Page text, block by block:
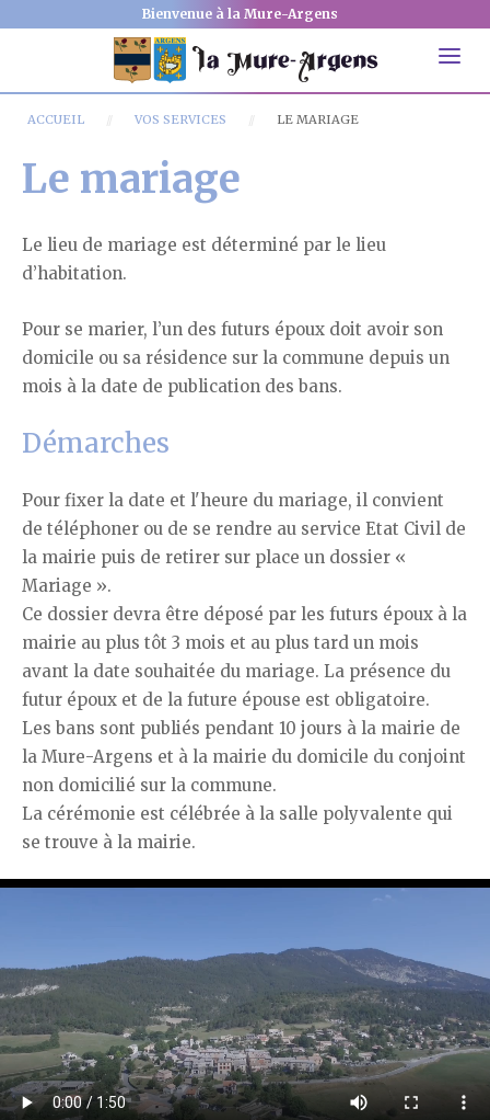
Bienvenue à la Mure-Argens
ACCUEIL VOS SERVICES LE MARIAGE
Le mariage
Le lieu de mariage est déterminé par le lieu
d’habitation.
Pour se marier, l’un des futurs époux doit avoir son
domicile ou sa résidence sur la commune depuis un
mois à la date de publication des bans.
Démarches
Pour fixer la date et l'heure du mariage, il convient
de téléphoner ou de se rendre au service Etat Civil de
la mairie puis de retirer sur place un dossier «
Mariage ».
Ce dossier devra être déposé par les futurs époux à la
mairie au plus tôt 3 mois et au plus tard un mois
avant la date souhaitée du mariage. La présence du
futur époux et de la future épouse est obligatoire.
Les bans sont publiés pendant 10 jours à la mairie de
la Mure-Argens et à la mairie du domicile du conjoint
non domicilié sur la commune.
La cérémonie est célébrée à la salle polyvalente qui
se trouve à la mairie.